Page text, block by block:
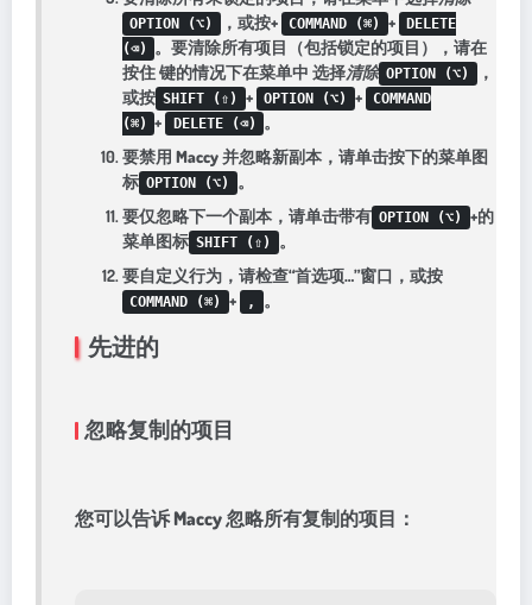
OPTION (⌥) ，或按+ COMMAND (⌘) +
DELETE
(⌫)
。要清除所有项目（包括锁定的项目），请在
按住 键的情况下在菜单中 选择清除 OPTION (⌥)
，
或按 SHIFT (⇧) + OPTION (⌥) +
COMMAND
(⌘) + DELETE (⌫)
。
要禁用 Maccy 并忽略新副本，请单击按下的菜单图
标 OPTION (⌥)
。
要仅忽略下一个副本，请单击带有 OPTION (⌥)
+的
菜单图标 SHIFT (⇧)
。
要自定义行为，请检查“首选项…”窗口，或按
COMMAND (⌘) + , 。
先进的
忽略复制的项目
您可以告诉 Maccy 忽略所有复制的项目：